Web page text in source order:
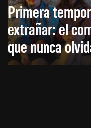
Primera
extrañar: el
que nunca